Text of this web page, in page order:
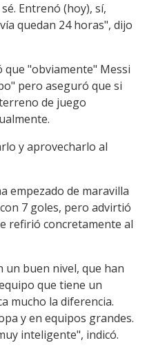
Entrenó (hoy), sí,
quedan 24 horas", dijo
que "obviamente" Messi
pero aseguró que si
de juego
y aprovecharlo al
empezado de maravilla
7 goles, pero advirtió
refirió concretamente al
un buen nivel, que han
que tiene un
mucho la diferencia.
y en equipos grandes.
inteligente", indicó.